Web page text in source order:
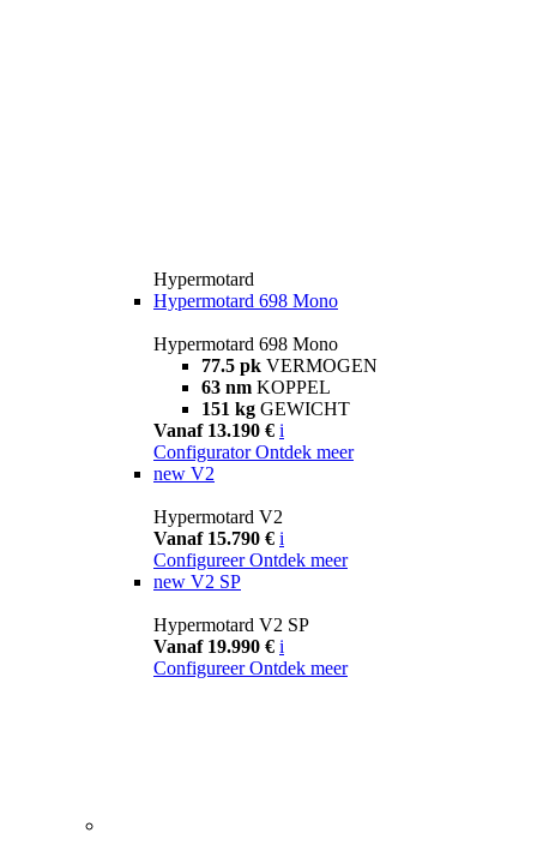
Hypermotard
Hypermotard 698 Mono
Hypermotard 698 Mono
77.5 pk VERMOGEN
63 nm KOPPEL
151 kg GEWICHT
Vanaf 13.190 € i
Configurator Ontdek meer
new V2
Hypermotard V2
Vanaf 15.790 € i
Configureer Ontdek meer
new V2 SP
Hypermotard V2 SP
Vanaf 19.990 € i
Configureer Ontdek meer